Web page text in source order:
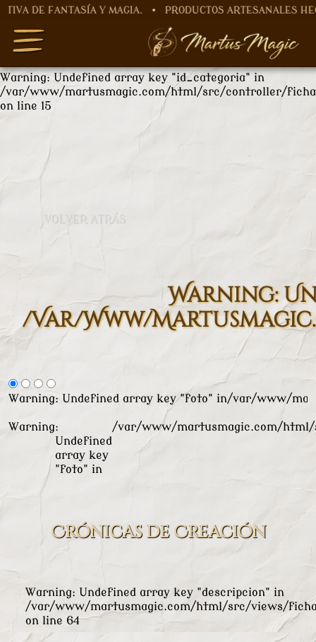
Y MAGIA. • PRODUCTOS ARTESANALES HECHOS A
/var/www/martusmagic.com/html/src/controller/
on line12
Warning: Undefined array key "id_categoria" in
/var/www/martusmagic.com/html/src/controller/
on line 15
VOLVER ATRÁS
Warning:
/var/www/
Warning: Undefined array key "foto" in/var/www/
Warning:
Undefined
array key
"foto" in
/var/www/martusmagic.com/html/
Crónicas de Creación
Warning: Undefined array key "descripcion" in
/var/www/martusmagic.com/html/src/views/
on line 64